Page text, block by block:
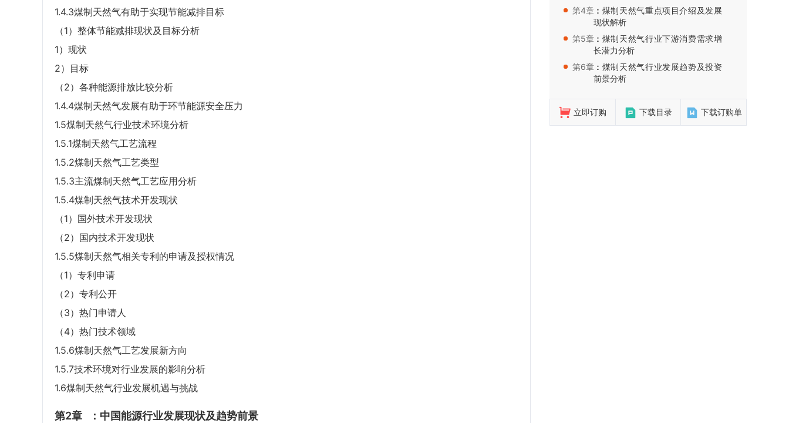
1.4.3煤制天然气有助于实现节能减排目标
（1）整体节能减排现状及目标分析
1）现状
2）目标
（2）各种能源排放比较分析
1.4.4煤制天然气发展有助于环节能源安全压力
1.5煤制天然气行业技术环境分析
1.5.1煤制天然气工艺流程
1.5.2煤制天然气工艺类型
1.5.3主流煤制天然气工艺应用分析
1.5.4煤制天然气技术开发现状
（1）国外技术开发现状
（2）国内技术开发现状
1.5.5煤制天然气相关专利的申请及授权情况
（1）专利申请
（2）专利公开
（3）热门申请人
（4）热门技术领域
1.5.6煤制天然气工艺发展新方向
1.5.7技术环境对行业发展的影响分析
1.6煤制天然气行业发展机遇与挑战
第2章 ：中国能源行业发展现状及趋势前景
第4章：：煤制天然气重点项目介绍及发展
现状解析
第5章：：煤制天然气行业下游消费需求增
长潜力分析
第6章：：煤制天然气行业发展趋势及投资
前景分析
立即订购 下载目录 下载订购单